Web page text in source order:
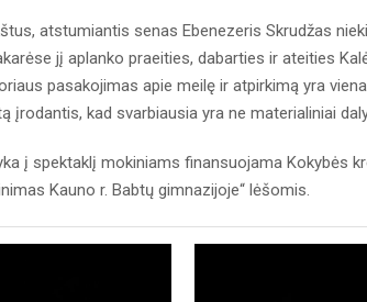
atstumiantis senas Ebenezeris Skrudžas
jį aplanko praeities, dabarties ir ateities
pasakojimas apie meilę ir atpirkimą yra
įrodantis, kad svarbiausia yra ne materialiniai
į spektaklį mokiniams finansuojama Kokybės
Kauno r. Babtų gimnazijoje“ lėšomis.